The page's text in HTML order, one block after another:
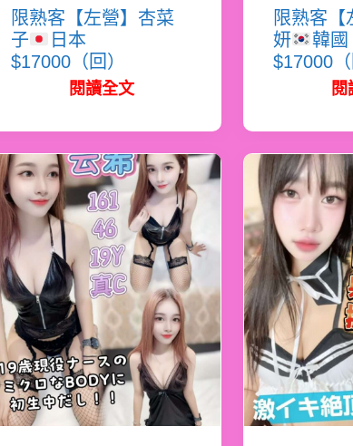
限熟客【左營】杏菜
子
日本
$17000（回）
閱讀全文
限熟客【
妍
韓國
$17000（
閱